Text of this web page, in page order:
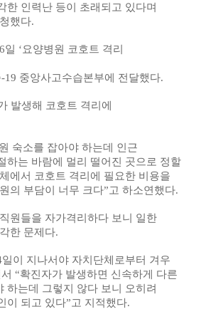
한 인력난 등이 초래되고 있다며
했다.
일 ‘요양병원 코호트 격리
-19 중앙사고수습본부에 전달했다.
발생해 코호트 격리에
숙소를 잡아야 하는데 인근
하는 바람에 멀리 떨어진 곳으로 정할
에서 코호트 격리에 필요한 비용을
의 부담이 너무 크다”고 하소연했다.
원들을 자가격리하다 보니 일한
한 문제다.
일이 지나서야 자치단체로부터 겨우
“확진자가 발생하면 신속하게 다른
하는데 그렇지 않다 보니 오히려
이 되고 있다”고 지적했다.